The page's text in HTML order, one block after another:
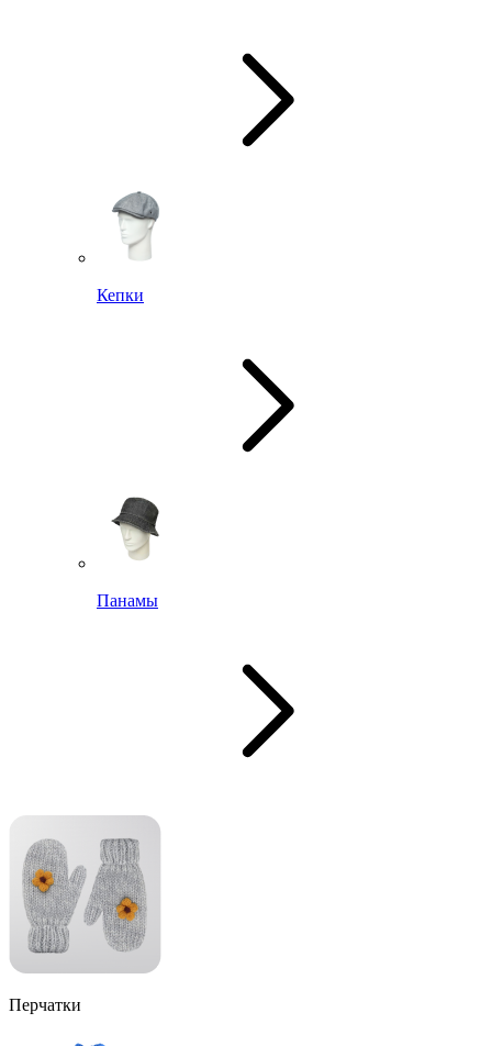
Кепки
Панамы
Перчатки